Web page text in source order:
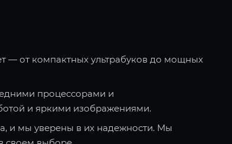
— от компактных ультрабуков до мощных
процессорами и
и яркими изображениями.
и мы уверены в их надежности. Мы